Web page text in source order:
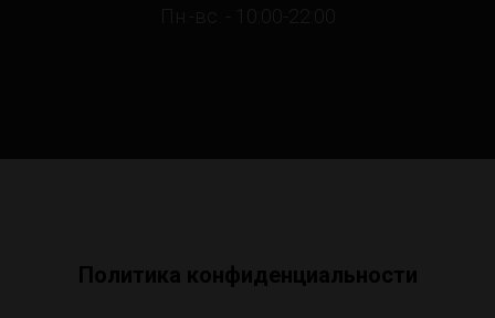
Политика конфиденциальности